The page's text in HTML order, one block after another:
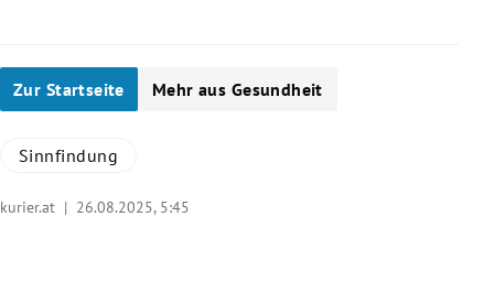
Zur Startseite Mehr aus Gesundheit
Sinnfindung
kurier.at | 26.08.2025, 5:45